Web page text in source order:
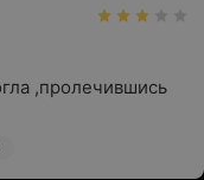
,пролечившись